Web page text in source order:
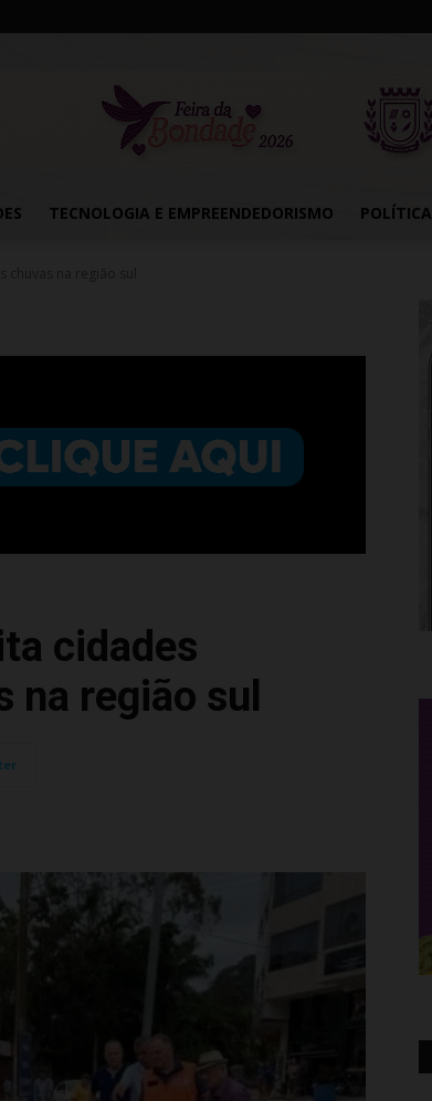
TECNOLOGIA E EMPREENDEDORISMO POLÍTICA
cidades
na região sul